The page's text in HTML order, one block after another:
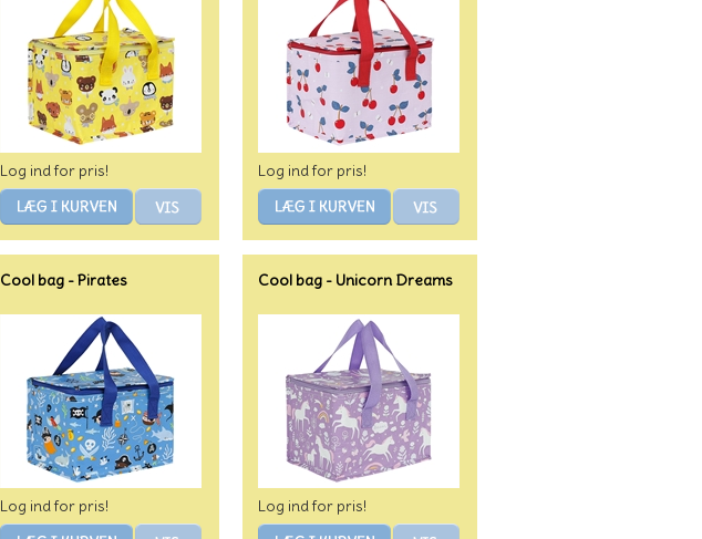
Log ind for pris! Log ind for pris!
Cool bag - Pirates
Log ind for pris!
Cool bag - Unicorn Dreams
Log ind for pris!